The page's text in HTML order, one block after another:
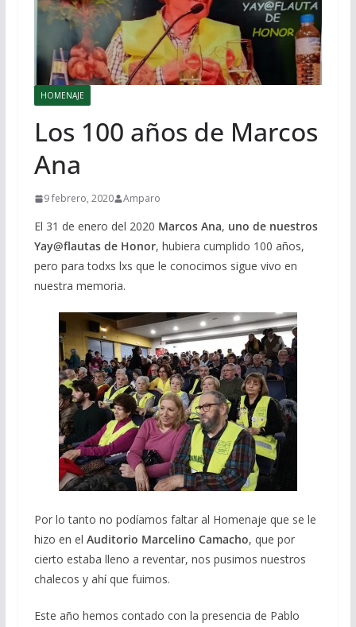
HOMENAJE
Los 100 años de Marcos
Ana
9 febrero, 2020 Amparo
El 31 de enero del 2020 Marcos Ana, uno de nuestros
Yay@flautas de Honor, hubiera cumplido 100 años,
pero para todxs lxs que le conocimos sigue vivo en
nuestra memoria.
Por lo tanto no podíamos faltar al Homenaje que se le
hizo en el Auditorio Marcelino Camacho, que por
cierto estaba lleno a reventar, nos pusimos nuestros
chalecos y ahí que fuimos.
Este año hemos contado con la presencia de Pablo